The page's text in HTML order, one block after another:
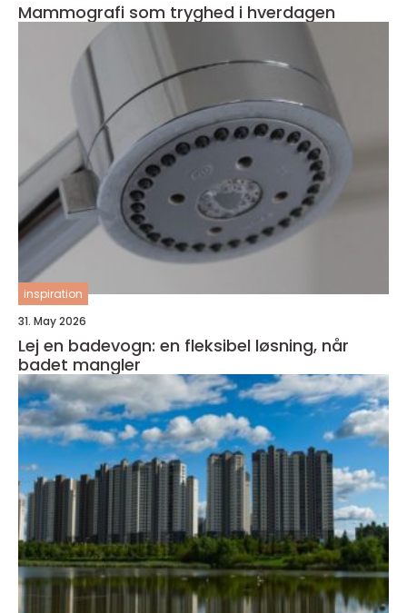
Mammografi som tryghed i hverdagen
inspiration
31. May 2026
Lej en badevogn: en fleksibel løsning, når
badet mangler